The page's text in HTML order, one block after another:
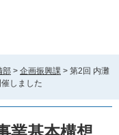
部 > 企画振興課 > 第2回 内灘
しました